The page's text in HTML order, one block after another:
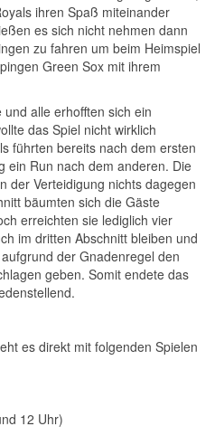
ihren Spaß miteinander
es sich nicht nehmen dann
zu fahren um beim Heimspiel
Green Sox mit ihrem
alle erhofften sich ein
das Spiel nicht wirklich
führten bereits nach dem ersten
ein Run nach dem anderen. Die
der Verteidigung nichts dagegen
bäumten sich die Gäste
erreichten sie lediglich vier
im dritten Abschnitt bleiben und
der Gnadenregel den
geben. Somit endete das
es direkt mit folgenden Spielen
12 Uhr)